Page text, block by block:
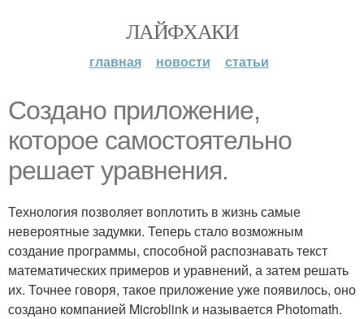
ЛАЙФХАКИ
главная новости статьи
Создано приложение,
которое самостоятельно
решает уравнения.
Технология позволяет воплотить в жизнь самые
невероятные задумки. Теперь стало возможным
создание программы, способной распознавать текст
математических примеров и уравнений, а затем решать
их. Точнее говоря, такое приложение уже появилось, оно
создано компанией Microblink и называется Photomath.